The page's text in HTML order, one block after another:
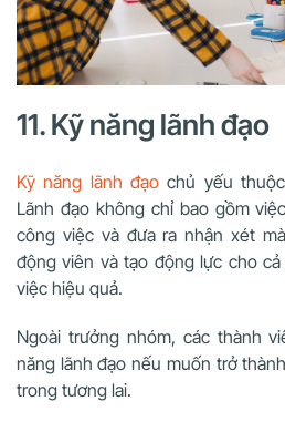
11. Kỹ năng lãnh đạo
Kỹ năng lãnh đạochủ yếu
Lãnh đạo không chỉ bao gồm
công việc và đưa ra nhận xét
động viên và tạo động lực cho
việc hiệu quả.
Ngoài trưởng nhóm, các thành
năng lãnh đạo nếu muốn trở
trong tương lai.